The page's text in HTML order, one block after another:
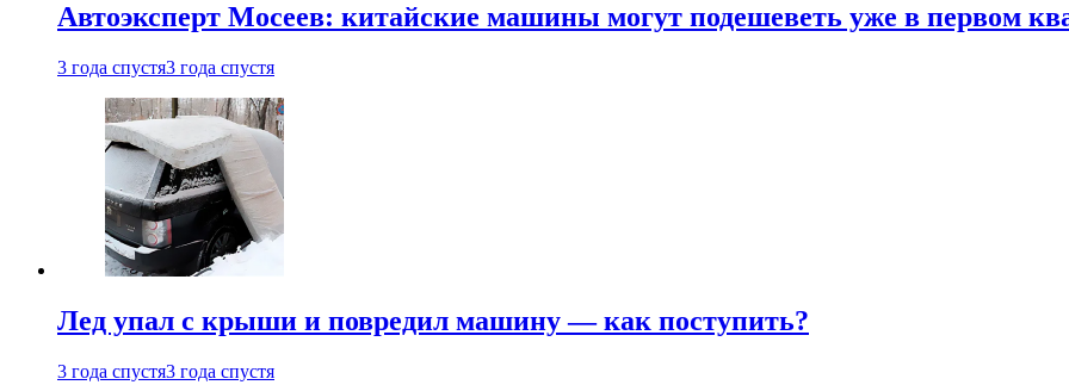
Автоэксперт Мосеев: китайские машины могут подешеветь уже в первом
3 года спустя3 года спустя
Лед упал с крыши и повредил машину — как поступить?
3 года спустя3 года спустя